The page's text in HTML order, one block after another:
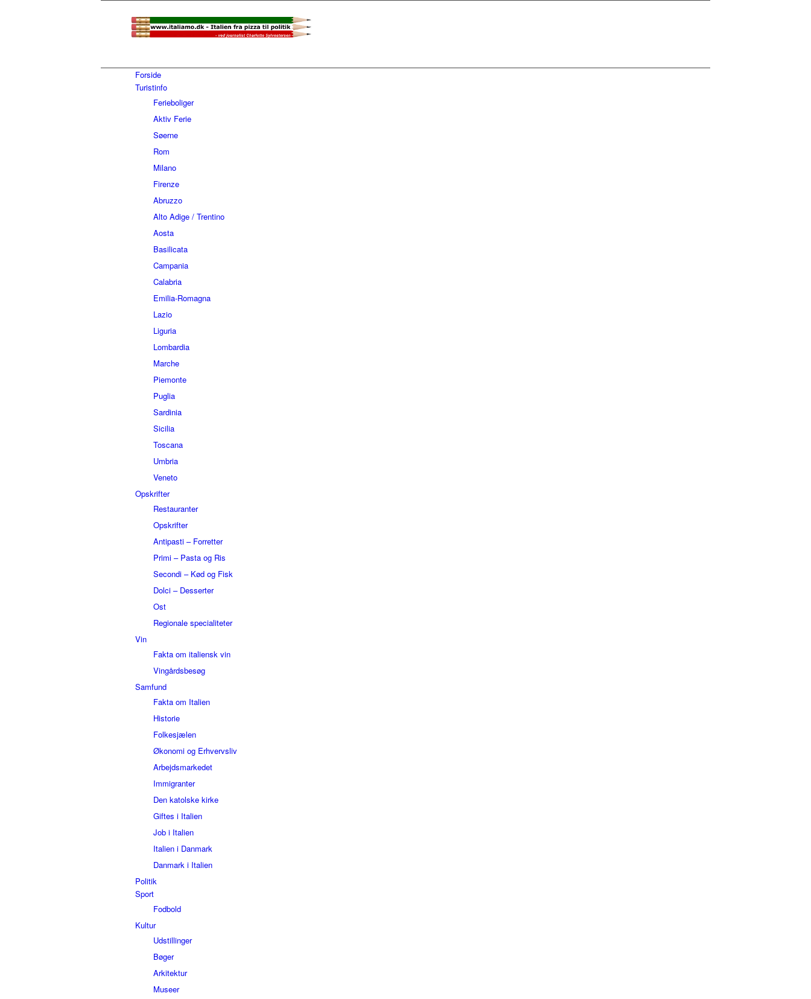
Forside
Turistinfo
Ferieboliger
Aktiv Ferie
Søerne
Rom
Milano
Firenze
Abruzzo
Alto Adige / Trentino
Aosta
Basilicata
Campania
Calabria
Emilia-Romagna
Lazio
Liguria
Lombardia
Marche
Piemonte
Puglia
Sardinia
Sicilia
Toscana
Umbria
Veneto
Opskrifter
Restauranter
Opskrifter
Antipasti – Forretter
Primi – Pasta og Ris
Secondi – Kød og Fisk
Dolci – Desserter
Ost
Regionale specialiteter
Vin
Fakta om italiensk vin
Vingårdsbesøg
Samfund
Fakta om Italien
Historie
Folkesjælen
Økonomi og Erhvervsliv
Arbejdsmarkedet
Immigranter
Den katolske kirke
Giftes i Italien
Job i Italien
Italien i Danmark
Danmark i Italien
Politik
Sport
Fodbold
Kultur
Udstillinger
Bøger
Arkitektur
Museer